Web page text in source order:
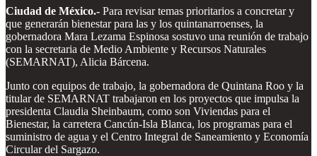
Ciudad de México.- Para revisar temas prioritarios a concretar y
que generarán bienestar para las y los quintanarroenses, la
gobernadora Mara Lezama Espinosa sostuvo una reunión de trabajo
con la secretaria de Medio Ambiente y Recursos Naturales
(SEMARNAT), Alicia Bárcena.
Junto con equipos de trabajo, la gobernadora de Quintana Roo y la
titular de SEMARNAT trabajaron en los proyectos que impulsa la
presidenta Claudia Sheinbaum, como son Viviendas para el
Bienestar, la carretera Cancún-Isla Blanca, los programas para el
suministro de agua y el Centro Integral de Saneamiento y Economía
Circular del Sargazo.